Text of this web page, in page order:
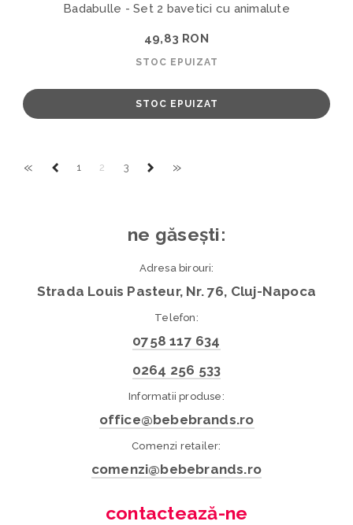
Badabulle - Set 2 bavetici cu animalute
49,83 RON
STOC EPUIZAT
STOC EPUIZAT
« 1 2 3 »
ne găsești:
Adresa birouri:
Strada Louis Pasteur, Nr. 76, Cluj-Napoca
Telefon:
0758 117 634
0264 256 533
Informatii produse:
office@bebebrands.ro
Comenzi retailer:
comenzi@bebebrands.ro
contactează-ne